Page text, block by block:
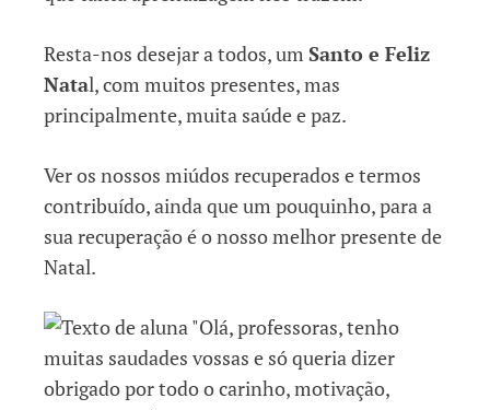
Resta-nos desejar a todos, um Santo e Feliz
Natal, com muitos presentes, mas
principalmente, muita saúde e paz.
Ver os nossos miúdos recuperados e termos
contribuído, ainda que um pouquinho, para a
sua recuperação é o nosso melhor presente de
Natal.